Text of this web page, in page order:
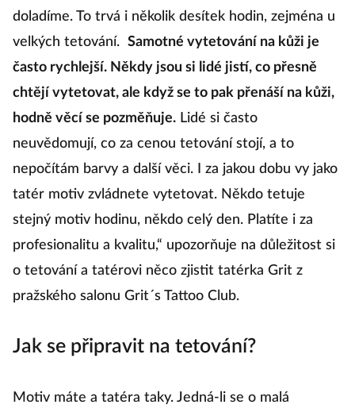
doladíme. To trvá i několik desítek hodin, zejména u
velkých tetování. Samotné vytetování na kůži je
často rychlejší. Někdy jsou si lidé jistí, co přesně
chtějí vytetovat, ale když se to pak přenáší na kůži,
hodně věcí se pozměňuje. Lidé si často
neuvědomují, co za cenou tetování stojí, a to
nepočítám barvy a další věci. I za jakou dobu vy jako
tatér motiv zvládnete vytetovat. Někdo tetuje
stejný motiv hodinu, někdo celý den. Platíte i za
profesionalitu a kvalitu,“ upozorňuje na důležitost si
o tetování a tatérovi něco zjistit tatérka Grit z
pražského salonu Grit´s Tattoo Club.
Jak se připravit na tetování?
Motiv máte a tatéra taky. Jedná-li se o malá